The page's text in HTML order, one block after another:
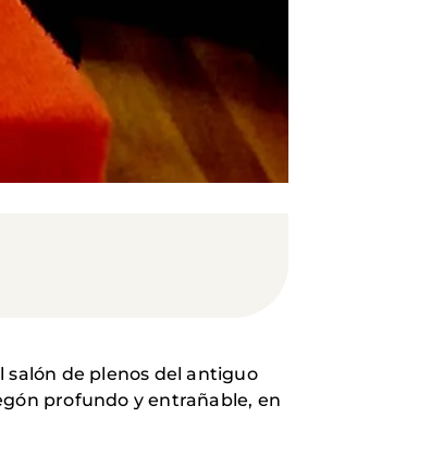
salón de plenos del antiguo
profundo y entrañable, en